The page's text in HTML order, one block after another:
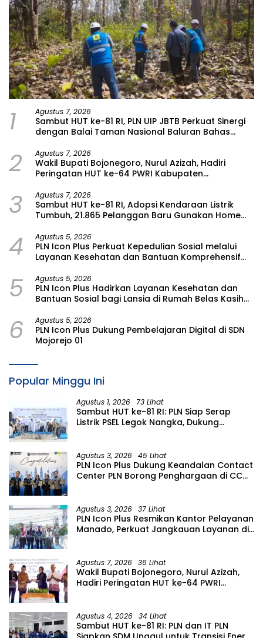
1 Agustus 7, 2026
Sambut HUT ke-81 RI, PLN UIP JBTB Perkuat Sinergi
dengan Balai Taman Nasional Baluran Bahas
Watudodol/Kalipuro
2 Agustus 7, 2026
Wakil Bupati Bojonegoro, Nurul Azizah, Hadiri
Peringatan HUT ke-64 PWRI Kabupaten
3 Agustus 7, 2026
Sambut HUT ke-81 RI, Adopsi Kendaraan Listrik
Tumbuh, 21.865 Pelanggan Baru Gunakan Home
4 Agustus 5, 2026
PLN Icon Plus Perkuat Kepedulian Sosial melalui
Layanan Kesehatan dan Bantuan Komprehensif
5 Agustus 5, 2026
PLN Icon Plus Hadirkan Layanan Kesehatan dan
Bantuan Sosial bagi Lansia di Rumah Belas Kasih
6 Agustus 5, 2026
PLN Icon Plus Dukung Pembelajaran Digital di SDN
Mojorejo 01
Popular Minggu Ini
Agustus 1, 2026 73 Lihat
Sambut HUT ke-81 RI: PLN Siap Serap
Listrik PSEL Legok Nangka, Dukung
Agustus 3, 2026 45 Lihat
PLN Icon Plus Dukung Keandalan Contact
Center PLN Borong Penghargaan di CCW
Agustus 3, 2026 37 Lihat
PLN Icon Plus Resmikan Kantor Pelayanan
Manado, Perkuat Jangkauan Layanan di
Agustus 7, 2026 36 Lihat
Wakil Bupati Bojonegoro, Nurul Azizah,
Hadiri Peringatan HUT ke-64 PWRI
Agustus 4, 2026 34 Lihat
Sambut HUT ke-81 RI: PLN dan IT PLN